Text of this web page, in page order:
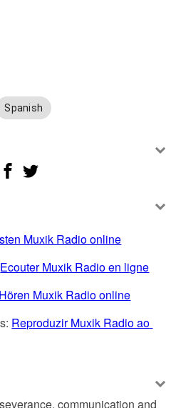
Spanish
Muxik Radio online
Ecouter Muxik Radio en ligne
Hören Muxik Radio online
Reproduzir Muxik Radio ao
communication and